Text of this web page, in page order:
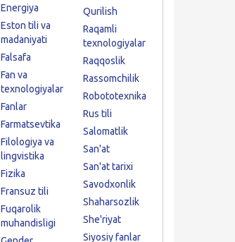
Energiya
Eston tili va
madaniyati
Falsafa
Fan va
texnologiyalar
Fanlar
Farmatsevtika
Filologiya va
lingvistika
Fizika
Fransuz tili
Fuqarolik
muhandisligi
Qurilish
Raqamli
texnologiyalar
Raqqoslik
Rassomchilik
Robototexnika
Rus tili
Salomatlik
San'at
San'at tarixi
Savodxonlik
Shaharsozlik
She'riyat
Siyosiy fanlar